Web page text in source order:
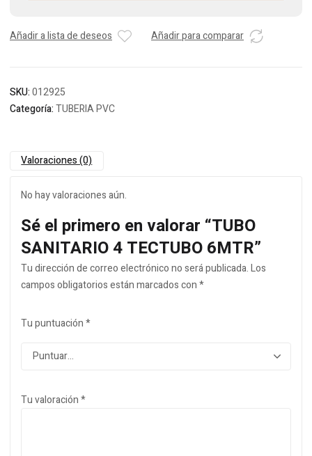
Añadir a lista de deseos Añadir para comparar
SKU:012925
Categoría:TUBERIA PVC
Valoraciones (0)
No hay valoraciones aún.
Sé el primero en valorar “TUBO
SANITARIO 4 TECTUBO 6MTR”
Tu dirección de correo electrónico no será publicada.Los
campos obligatorios están marcados con*
Tu puntuación*
Tu valoración*